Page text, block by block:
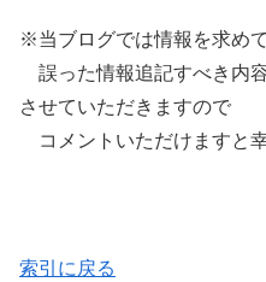
※当ブログでは情報を求めて
誤った情報追記すべき内
させていただきますので
コメントいただけますと幸
索引に戻る